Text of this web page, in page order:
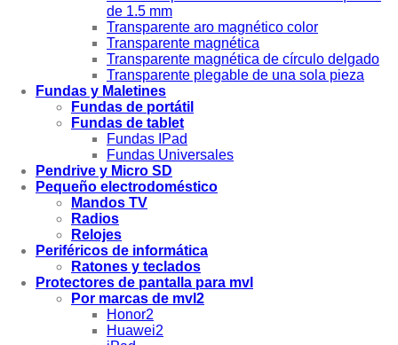
de 1.5 mm
Transparente aro magnético color
Transparente magnética
Transparente magnética de círculo delgado
Transparente plegable de una sola pieza
Fundas y Maletines
Fundas de portátil
Fundas de tablet
Fundas IPad
Fundas Universales
Pendrive y Micro SD
Pequeño electrodoméstico
Mandos TV
Radios
Relojes
Periféricos de informática
Ratones y teclados
Protectores de pantalla para mvl
Por marcas de mvl2
Honor2
Huawei2